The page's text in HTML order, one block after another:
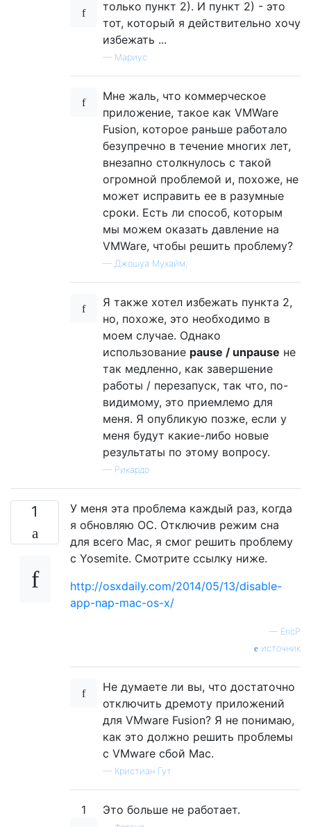
только пункт 2). И пункт 2) - это
тот, который я действительно хочу
избежать ...
— Мариус
Мне жаль, что коммерческое
приложение, такое как VMWare
Fusion, которое раньше работало
безупречно в течение многих лет,
внезапно столкнулось с такой
огромной проблемой и, похоже, не
может исправить ее в разумные
сроки. Есть ли способ, которым
мы можем оказать давление на
VMWare, чтобы решить проблему?
— Джошуа Мухайм,
Я также хотел избежать пункта 2,
но, похоже, это необходимо в
моем случае. Однако
использование pause / unpause не
так медленно, как завершение
работы / перезапуск, так что, по-
видимому, это приемлемо для
меня. Я опубликую позже, если у
меня будут какие-либо новые
результаты по этому вопросу.
— Рикардо
1
У меня эта проблема каждый раз, когда
я обновляю ОС. Отключив режим сна
для всего Mac, я смог решить проблему
с Yosemite. Смотрите ссылку ниже.
http://osxdaily.com/2014/05/13/disable-
app-nap-mac-os-x/
— EricP
источник
Не думаете ли вы, что достаточно
отключить дремоту приложений
для VMware Fusion? Я не понимаю,
как это должно решить проблемы
с VMware сбой Mac.
— Кристиан Гут
1 Это больше не работает.